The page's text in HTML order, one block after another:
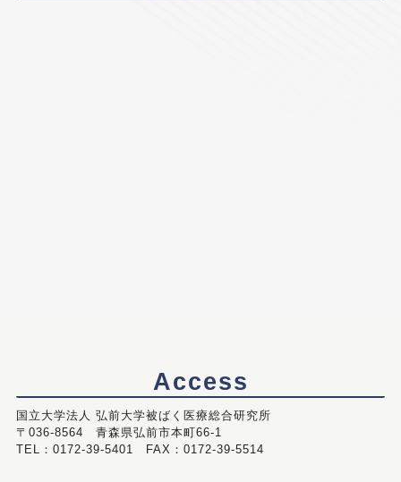
Access
国立大学法人 弘前大学被ばく医療総合研究所
〒036-8564 青森県弘前市本町66-1
TEL：0172-39-5401 FAX：0172-39-5514